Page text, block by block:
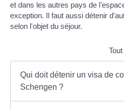
et dans les autres pays de
exception. Il faut aussi détenir
selon l'objet du séjour.
Qui doit détenir un visa de
Schengen ?